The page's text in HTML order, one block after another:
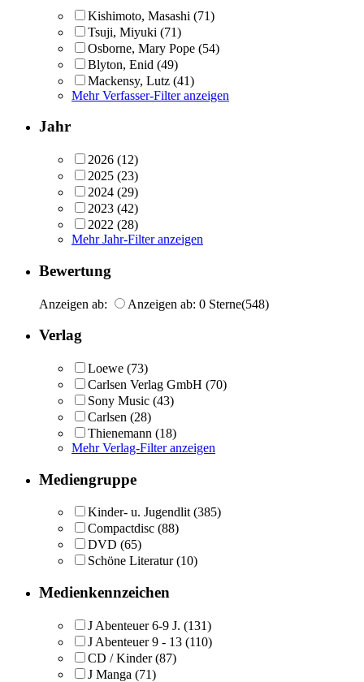
Kishimoto, Masashi (71)
Tsuji, Miyuki (71)
Osborne, Mary Pope (54)
Blyton, Enid (49)
Mackensy, Lutz (41)
Mehr Verfasser-Filter anzeigen
Jahr
2026 (12)
2025 (23)
2024 (29)
2023 (42)
2022 (28)
Mehr Jahr-Filter anzeigen
Bewertung
Anzeigen ab: Anzeigen ab: 0 Sterne(548)
Verlag
Loewe (73)
Carlsen Verlag GmbH (70)
Sony Music (43)
Carlsen (28)
Thienemann (18)
Mehr Verlag-Filter anzeigen
Mediengruppe
Kinder- u. Jugendlit (385)
Compactdisc (88)
DVD (65)
Schöne Literatur (10)
Medienkennzeichen
J Abenteuer 6-9 J. (131)
J Abenteuer 9 - 13 (110)
CD / Kinder (87)
J Manga (71)